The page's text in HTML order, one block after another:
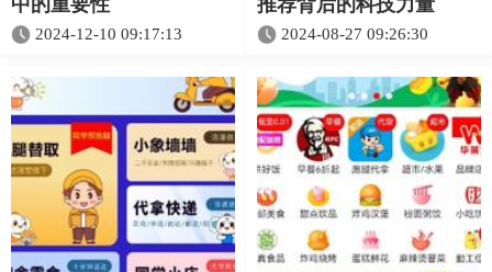
中的重要性
2024-12-10 09:17:13
推荐背后的科技力量
2024-08-27 09:26:30